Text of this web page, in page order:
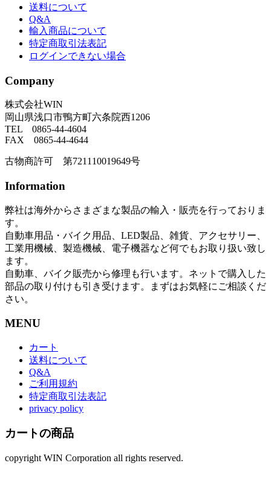
送料について
Q&A
輸入商品について
特定商取引法表記
ログインできない場合
Company
株式会社WIN
岡山県浅口市鴨方町六条院西1206
TEL 0865-44-4604
FAX 0865-44-4644
古物商許可 第721110019649号
Information
弊社は海外からさまざまな製品の輸入・販売を行っておりま
す。
自動車用品・バイク用品、LED製品、雑貨、アクセサリー、
工業用機械、製造機械、電子機器など何でもお取り扱い致し
ます。
自動車、バイク販売から修理も行います。ネットで購入した
部品の取り付けも引き受けます。まずはお気軽にご相談くだ
さい。
MENU
カート
送料について
Q&A
ご利用規約
特定商取引法表記
privacy policy
カートの商品
copyright WIN Corporation all rights reserved.